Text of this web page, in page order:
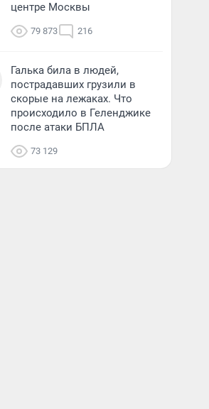
центре Москвы
79 873 216
Галька била в людей,
пострадавших грузили в
скорые на лежаках. Что
происходило в Геленджике
после атаки БПЛА
73 129